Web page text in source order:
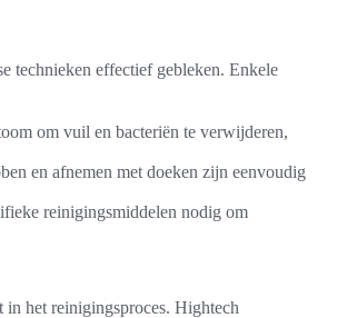
technieken effectief gebleken. Enkele
om vuil en bacteriën te verwijderen,
en afnemen met doeken zijn eenvoudig
reinigingsmiddelen nodig om
in het reinigingsproces. Hightech